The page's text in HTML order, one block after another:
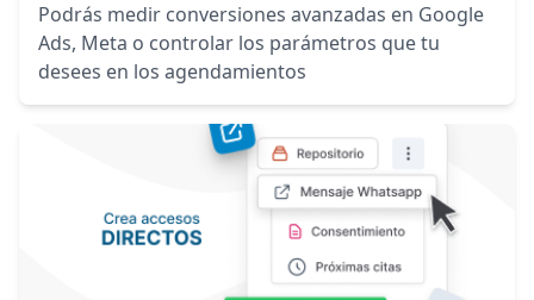
Podrás medir conversiones avanzadas en Google
Ads, Meta o controlar los parámetros que tu
desees en los agendamientos